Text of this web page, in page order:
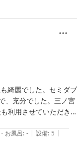
綺麗でした。セミダブ
、充分でした。三ノ宮
利用させていただき
お風呂: - | 設備: 5 |